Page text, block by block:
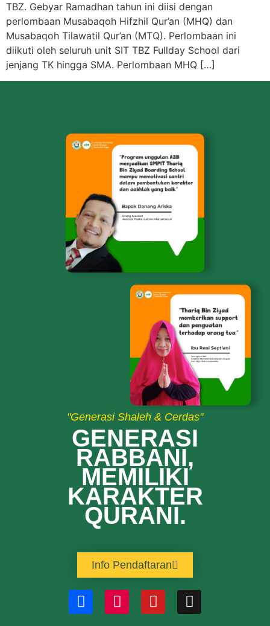
TBZ. Gebyar Ramadhan tahun ini diisi dengan
perlombaan Musabaqoh Hifzhil Qur’an (MHQ) dan
Musabaqoh Tilawatil Qur’an (MTQ). Perlombaan ini
diikuti oleh seluruh unit SIT TBZ Fullday School dari
jenjang TK hingga SMA. Perlombaan MHQ […]
"Generasi Shaleh & Cerdas"
GENERASI
RABBANI,
MEMILIKI
KARAKTER
QURANI.
Info Pendaftaran